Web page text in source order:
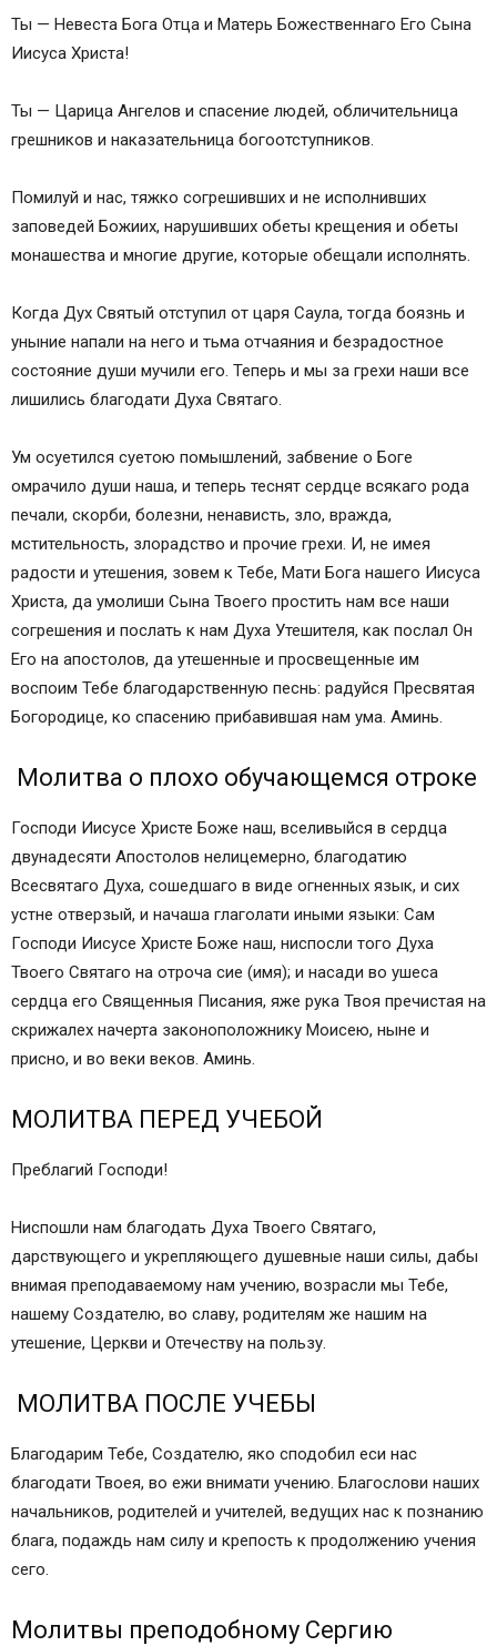
Ты — Невеста Бога Отца и Матерь Божественнаго Его Сына
Иисуса Христа!
Ты — Царица Ангелов и спасение людей, обличительница
грешников и наказательница богоотступников.
Помилуй и нас, тяжко согрешивших и не исполнивших
заповедей Божиих, нарушивших обеты крещения и обеты
монашества и многие другие, которые обещали исполнять.
Когда Дух Святый отступил от царя Саула, тогда боязнь и
уныние напали на него и тьма отчаяния и безрадостное
состояние души мучили его. Теперь и мы за грехи наши все
лишились благодати Духа Святаго.
Ум осуетился суетою помышлений, забвение о Боге
омрачило души наша, и теперь теснят сердце всякаго рода
печали, скорби, болезни, ненависть, зло, вражда,
мстительность, злорадство и прочие грехи. И, не имея
радости и утешения, зовем к Тебе, Мати Бога нашего Иисуса
Христа, да умолиши Сына Твоего простить нам все наши
согрешения и послать к нам Духа Утешителя, как послал Он
Его на апостолов, да утешенные и просвещенные им
воспоим Тебе благодарственную песнь: радуйся Пресвятая
Богородице, ко спасению прибавившая нам ума. Аминь.
Молитва о плохо обучающемся отроке
Господи Иисусе Христе Боже наш, вселивыйся в сердца
двунадесяти Апостолов нелицемерно, благодатию
Всесвятаго Духа, сошедшаго в виде огненных язык, и сих
устне отверзый, и начаша глаголати иными языки: Сам
Господи Иисусе Христе Боже наш, ниспосли того Духа
Твоего Святаго на отроча сие (имя); и насади во ушеса
сердца его Священныя Писания, яже рука Твоя пречистая на
скрижалех начерта законоположнику Моисею, ныне и
присно, и во веки веков. Аминь.
МОЛИТВА ПЕРЕД УЧЕБОЙ
Преблагий Господи!
Ниспошли нам благодать Духа Твоего Святаго,
дарствующего и укрепляющего душевные наши силы, дабы
внимая преподаваемому нам учению, возрасли мы Тебе,
нашему Создателю, во славу, родителям же нашим на
утешение, Церкви и Отечеству на пользу.
МОЛИТВА ПОСЛЕ УЧЕБЫ
Благодарим Тебе, Создателю, яко сподобил еси нас
благодати Твоея, во ежи внимати учению. Благослови наших
начальников, родителей и учителей, ведущих нас к познанию
блага, подаждь нам силу и крепость к продолжению учения
сего.
Молитвы преподобному Сергию